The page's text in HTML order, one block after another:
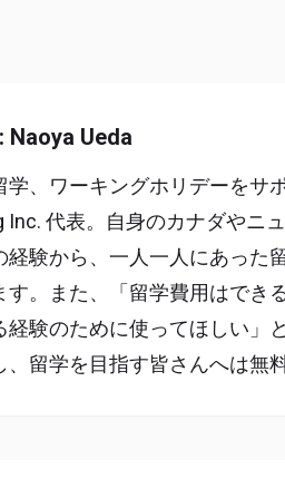
Naoya Ueda
学、ワーキングホリデーをサ
Inc. 代表。自身のカナダやニ
経験から、一人一人にあった
す。また、「留学費用はでき
経験のために使ってほしい」
、留学を目指す皆さんへは無